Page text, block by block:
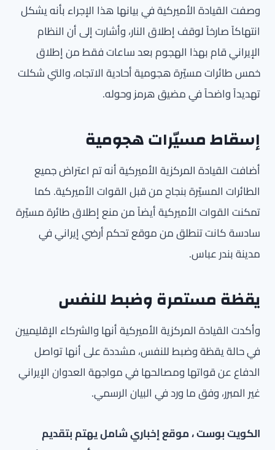
وصفت القيادة الأميركية في بيانها هذا الإجراء بأنه يشكل
انتهاكاً صارخاً لوقف إطلاق النار، وأشارت إلى أن النظام
الإيراني قام بهذا الهجوم بعد ساعات فقط من إطلاق
خمس طائرات مسيّرة هجومية أحادية الاتجاه، والتي شكلت
تهديداً واضحاً في مضيق هرمز وحوله.
إسقاط مسيّرات هجومية
أضافت القيادة المركزية الأميركية أنه تم اعتراض جميع
الطائرات المسيّرة بنجاح من قبل القوات الأميركية. كما
تمكنت القوات الأميركية أيضاً من منع إطلاق طائرة مسيّرة
سادسة كانت تنطلق من موقع تحكم أرضي إيراني في
مدينة بندر عباس.
يقظة مستمرة وضبط للنفس
وأكدت القيادة المركزية الأميركية أنها والشركاء الإقليميين
في حالة يقظة وضبط للنفس، مشددة على أنها تواصل
الدفاع عن قواتها ومصالحها في مواجهة العدوان الإيراني
غير المبرر، وفق ما ورد في البيان الرسمي.
الكويت بوست ، موقع إخباري شامل يهتم بتقديم